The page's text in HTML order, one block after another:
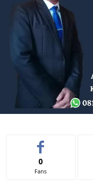
0
Fans